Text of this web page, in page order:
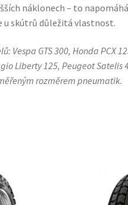
náklonech – to
u skútrů důležitá vlastnost.
Vespa GTS 300, Honda PCX
Liberty 125, Peugeot Satelis
rozměrem pneumatik.